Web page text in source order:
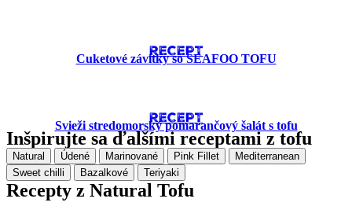
RECEPT
Cuketové závitky so SEAFOO TOFU
RECEPT
Svieži stredomorský pomarančový šalát s tofu
Inšpirujte sa ďalšími receptami z tofu
Natural Údené Marinované Pink Fillet
Mediterranean
Sweet chilli
Bazalkové Teriyaki
Recepty z Natural Tofu